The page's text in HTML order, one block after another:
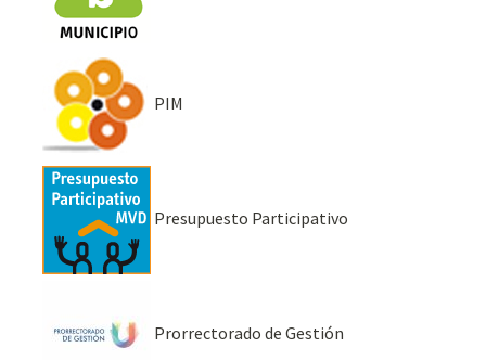
PIM
Presupuesto Participativo
Prorrectorado de Gestión